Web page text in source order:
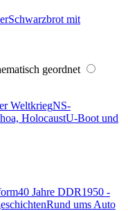
Schwarzbrot mit
geordnet
WeltkriegNS-
HolocaustU-Boot und
40 Jahre DDR1950 -
Rund ums Auto